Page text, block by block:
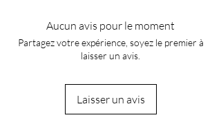
Aucun avis pour le moment
Partagez votre expérience, soyez le premier à
laisser un avis.
Laisser un avis